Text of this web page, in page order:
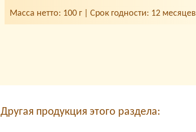
Масса нетто: 100 г | Срок годности: 12 месяцев
Другая продукция этого раздела: